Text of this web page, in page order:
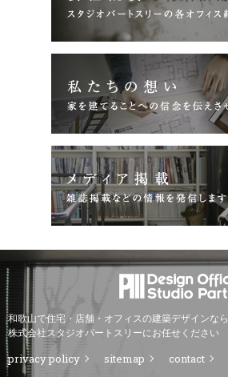
和歌山で住宅・店舗・オフィスの建築デザインなら
株式会社スタジオパートスリーにお任せください
privacy policy sitemap contact